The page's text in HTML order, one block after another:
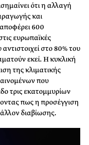
ότι η αλλαγή
και
600
ευρωπαϊκές
στο 80% του
εκεί. Η κυκλική
της κλιματικής
που
τρις εκατομμυρίων
πως η προσέγγιση
διαβίωσης.